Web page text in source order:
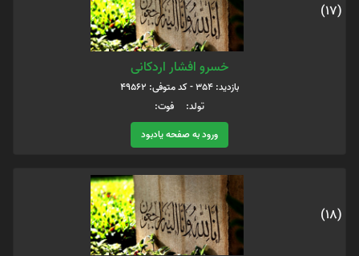
(17)
خسرو افشار اردکانی
بازدید: 354 - کد متوفی: 49562
تولد: فوت:
ورود به صفحه یادبود
(18)